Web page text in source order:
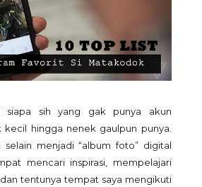
siapa sih yang gak punya akun
kecil hingga nenek gaulpun punya.
selain menjadi “album foto” digital
mencari inspirasi, mempelajari
dan tentunya tempat saya mengikuti